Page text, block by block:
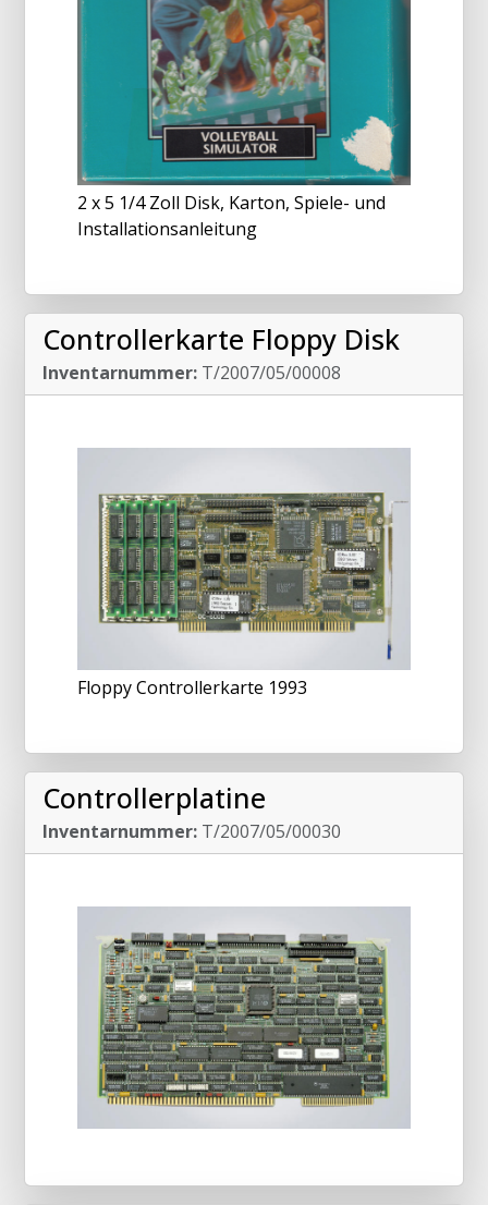
2 x 5 1/4 Zoll Disk, Karton, Spiele- und
Installationsanleitung
Controllerkarte Floppy Disk
Inventarnummer: T/2007/05/00008
Floppy Controllerkarte 1993
Controllerplatine
Inventarnummer: T/2007/05/00030